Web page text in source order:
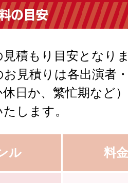
積もり目安となり
見積りは各出演者
休日か、繁忙期など
します。
ル 料